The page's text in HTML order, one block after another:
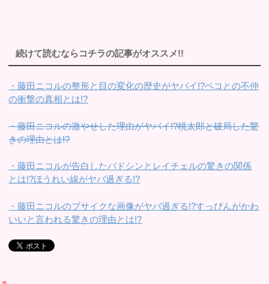
続けて読むならコチラの記事がオススメ!!
・藤田ニコルの整形と目の変化の歴史がヤバイ!?ペコとの不仲
の衝撃の真相とは!?
・藤田ニコルの激やせした理由がヤバイ!?桃太郎と破局した驚
きの理由とは!?
・藤田ニコルが告白したバドシンとレイチェルの驚きの関係
とは!?ほうれい線がヤバ過ぎる!?
・藤田ニコルのブサイクな画像がヤバ過ぎる!?すっぴんがかわ
いいと言われる驚きの理由とは!?